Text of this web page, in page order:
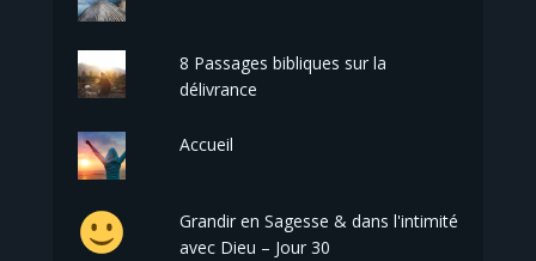
8 Passages bibliques sur la
délivrance
Accueil
Grandir en Sagesse & dans l'intimité
avec Dieu – Jour 30